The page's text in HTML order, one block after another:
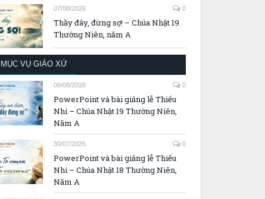
07/08/2026 0
Thầy đây, đừng sợ! – Chúa Nhật 19
Thường Niên, năm A
MỤC VỤ GIÁO XỨ
06/08/2026 0
PowerPoint và bài giảng lễ Thiếu
Nhi – Chúa Nhật 19 Thường Niên,
Năm A
30/07/2026 0
PowerPoint và bài giảng lễ Thiếu
Nhi – Chúa Nhật 18 Thường Niên,
Năm A